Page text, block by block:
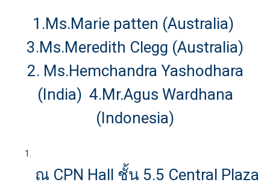
1.Ms.Marie patten (Australia)
3.Ms.Meredith Clegg (Australia)
2. Ms.Hemchandra Yashodhara
(India) 4.Mr.Agus Wardhana
(Indonesia)
ณ CPN Hall ชั้น 5.5 Central Plaza